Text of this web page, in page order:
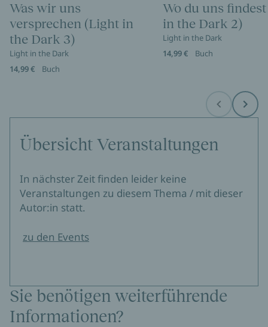
Was wir uns
versprechen (Light in
the Dark 3)
Light in the Dark
14,99 €
Buch
Wo du uns
in the Dark 2)
Light in the Dark
14,99 €
Buch
Before Next
Übersicht Veranstaltungen
In nächster Zeit finden leider keine
Veranstaltungen zu diesem Thema / mit dieser
Autor:in statt.
zu den Events
Sie benötigen weiterführende
Informationen?